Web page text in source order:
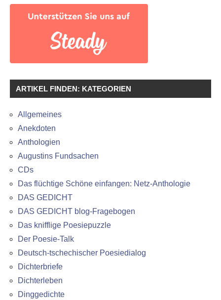
ARTIKEL FINDEN: KATEGORIEN
Allgemeines
Anekdoten
Anthologien
Augustins Fundsachen
CDs
Das flüchtige Schöne einfangen: Netz-Anthologie
DAS GEDICHT
DAS GEDICHT blog-Fragebogen
Das knifflige Poesiepuzzle
Der Poesie-Talk
Deutsch-tschechischer Poesiedialog
Dichterbriefe
Dichterleben
Dinggedichte